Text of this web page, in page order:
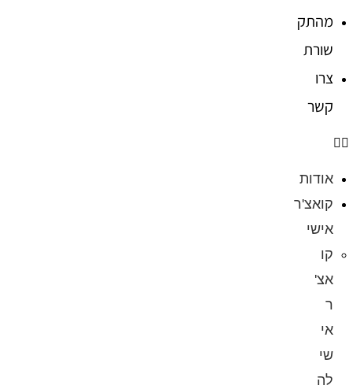
מהתק
שורת
צרו
קשר
אודות
קואצ'ר
אישי
קו
אצ'
ר
אי
שי
לה